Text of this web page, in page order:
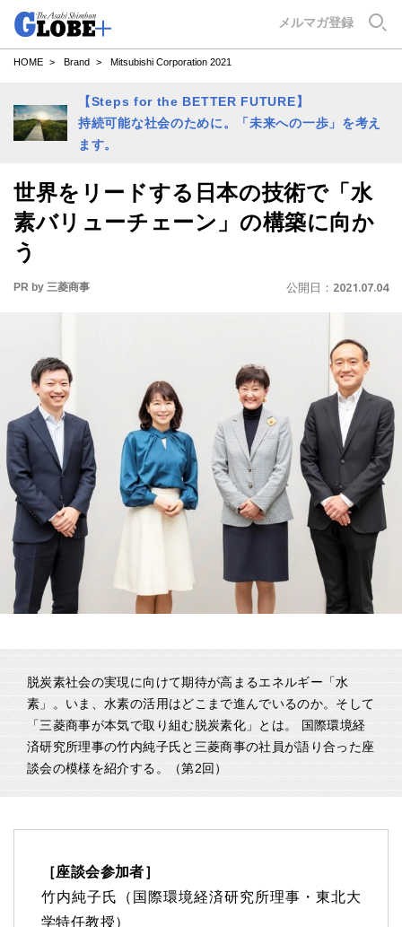
メルマガ登録
HOME Brand Mitsubishi Corporation 2021
【Steps for the BETTER FUTURE】
持続可能な社会のために。「未来への一歩」を考え
ます。
世界をリードする日本の技術で「水
素バリューチェーン」の構築に向か
う
PR by 三菱商事 公開日： 2021.07.04
脱炭素社会の実現に向けて期待が高まるエネルギー「水
素」。いま、水素の活用はどこまで進んでいるのか。そして
「三菱商事が本気で取り組む脱炭素化」とは。 国際環境経
済研究所理事の竹内純子氏と三菱商事の社員が語り合った座
談会の模様を紹介する。（第2回）
［座談会参加者］
竹内純子氏（国際環境経済研究所理事・東北大
学特任教授）